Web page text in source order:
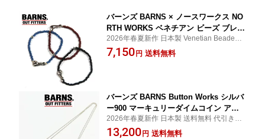
バーンズ BARNS × ノースワークス NO
RTH WORKS ベネチアン ビーズ ブレス
レット BR-8465 【2026年春夏新作】
2026年春夏新作 日本製 Venetian Beaded B
racelet
7,150 円 送料無料
バーンズ BARNS Button Works シルバ
ー900 マーキュリーダイムコイン アポ
ロコンチョ ネックレス BW-0149 【2026
年春夏新作】
2026年春夏新作 日本製 送料無料 代引き手
数料無料
13,200 円 送料無料